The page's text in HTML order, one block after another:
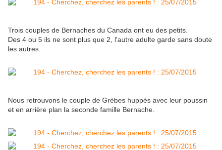
Trois couples de Bernaches du Canada ont eu des petits.
Des 4 ou 5 ils ne sont plus que 2, l'autre adulte garde sans doute
les autres.
Nous retrouvons le couple de Grèbes huppés avec leur poussin
et en arrière plan la seconde famille Bernache.